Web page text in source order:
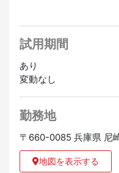
試用期間
あり
変動なし
勤務地
〒660-0085 兵庫県 尼
地図を表示する